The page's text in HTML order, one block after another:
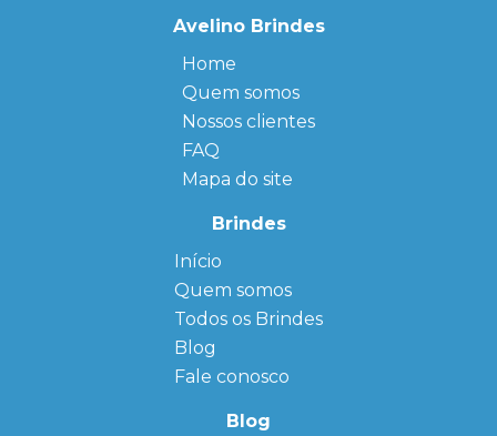
Avelino Brindes
Home
Quem somos
Nossos clientes
FAQ
Mapa do site
Brindes
Início
Quem somos
← Back
FAQ
Sitemap
Todos os Brindes
← Back
Agendas
Personalizadas
Personalizado
personalizados
Blog
Fale conosco
Blog